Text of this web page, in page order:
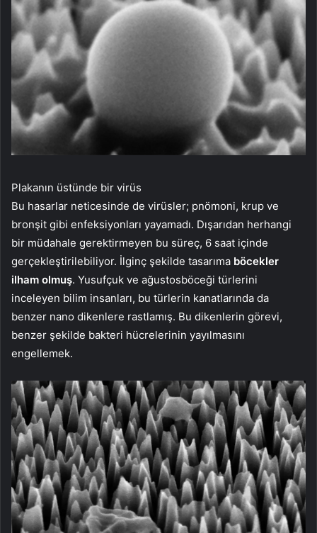
Plakanın üstünde bir virüs
Bu hasarlar neticesinde de virüsler; pnömoni, krup ve
bronşit gibi enfeksiyonları yayamadı. Dışarıdan herhangi
bir müdahale gerektirmeyen bu süreç, 6 saat içinde
gerçekleştirilebiliyor. İlginç şekilde tasarıma böcekler
ilham olmuş. Yusufçuk ve ağustosböceği türlerini
inceleyen bilim insanları, bu türlerin kanatlarında da
benzer nano dikenlere rastlamış. Bu dikenlerin görevi,
benzer şekilde bakteri hücrelerinin yayılmasını
engellemek.